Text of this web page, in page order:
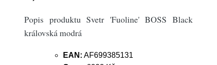
Popis produktu Svetr 'Fuoline' BOSS Black
královská modrá
EAN: AF699385131